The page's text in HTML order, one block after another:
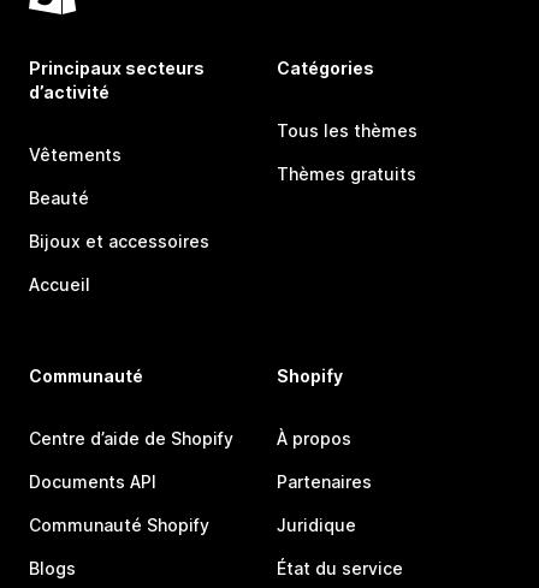
Principaux secteurs
d’activité
Vêtements
Beauté
Bijoux et accessoires
Accueil
Catégories
Tous les thèmes
Thèmes gratuits
Communauté
Centre d’aide de Shopify
Documents API
Communauté Shopify
Blogs
Shopify
À propos
Partenaires
Juridique
État du service